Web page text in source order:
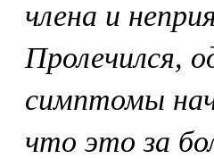
члена и
Пролечился,
симптомы
что это за